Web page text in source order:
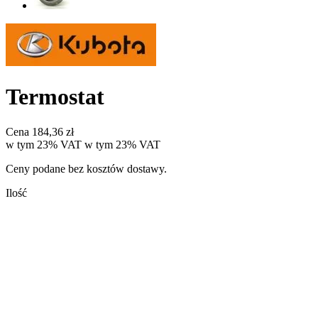
Termostat
Cena 184,36 zł
w tym 23% VAT w tym 23% VAT
Ceny podane bez kosztów dostawy.
Ilość